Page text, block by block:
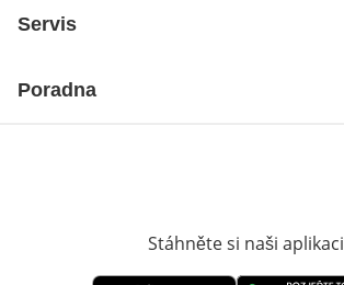
Servis
Poradna
Stáhněte si naši aplikaci